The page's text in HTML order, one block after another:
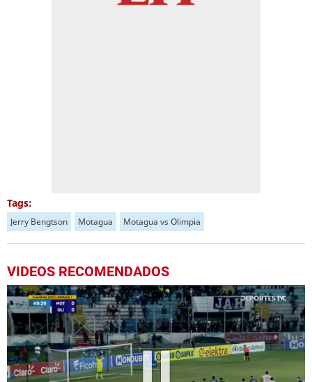
Tags:
Jerry Bengtson Motagua Motagua vs Olimpia
VIDEOS RECOMENDADOS